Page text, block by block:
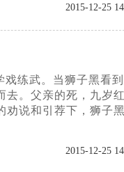
2015-12-25
戏练武。当狮子黑看
去。父亲的死，九岁
劝说和引荐下，狮子
2015-12-25